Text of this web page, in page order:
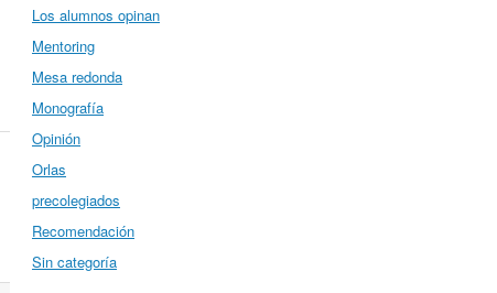
Los alumnos opinan
Mentoring
Mesa redonda
Monografía
Opinión
Orlas
precolegiados
Recomendación
Sin categoría